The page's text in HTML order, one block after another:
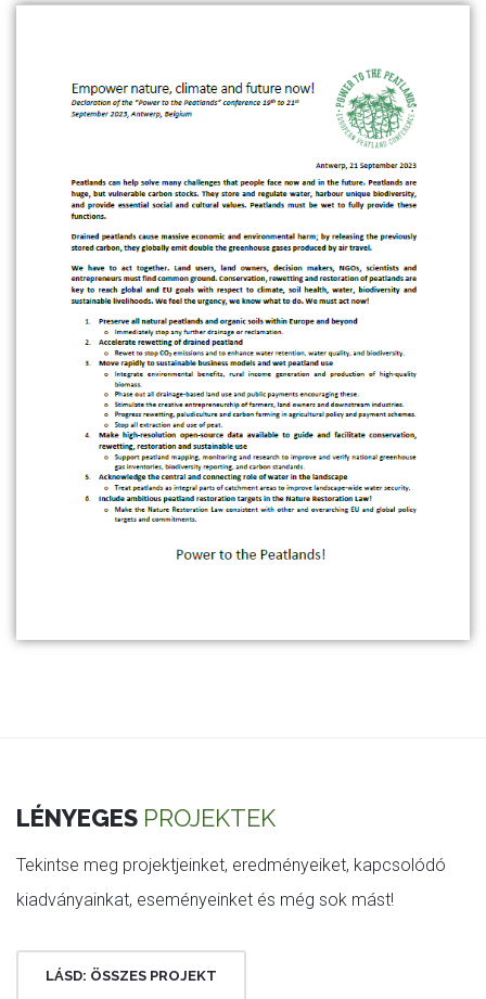
LÉNYEGES PROJEKTEK
Tekintse meg projektjeinket, eredményeiket, kapcsolódó
kiadványainkat, eseményeinket és még sok mást!
LÁSD: ÖSSZES PROJEKT